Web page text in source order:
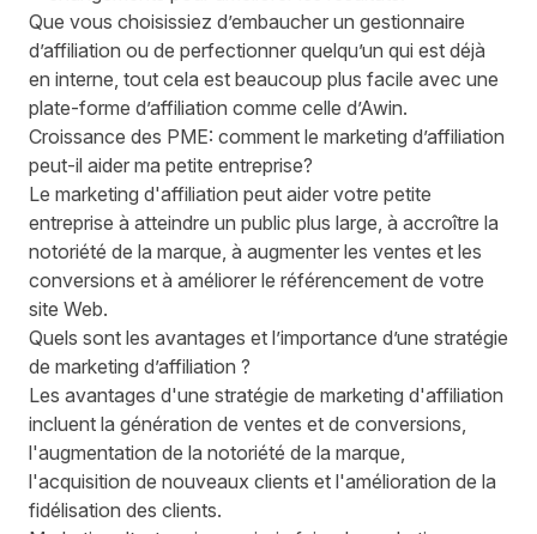
Que vous choisissiez d’embaucher un gestionnaire
d’affiliation ou de perfectionner quelqu’un qui est déjà
en interne, tout cela est beaucoup plus facile avec une
plate-forme d’affiliation comme celle d’Awin.
Croissance des PME: comment le marketing d’affiliation
peut-il aider ma petite entreprise?
Le marketing d'affiliation peut aider votre petite
entreprise à atteindre un public plus large, à accroître la
notoriété de la marque, à augmenter les ventes et les
conversions et à améliorer le référencement de votre
site Web.
Quels sont les avantages et l’importance d’une stratégie
de marketing d’affiliation ?
Les avantages d'une stratégie de marketing d'affiliation
incluent la génération de ventes et de conversions,
l'augmentation de la notoriété de la marque,
l'acquisition de nouveaux clients et l'amélioration de la
fidélisation des clients.